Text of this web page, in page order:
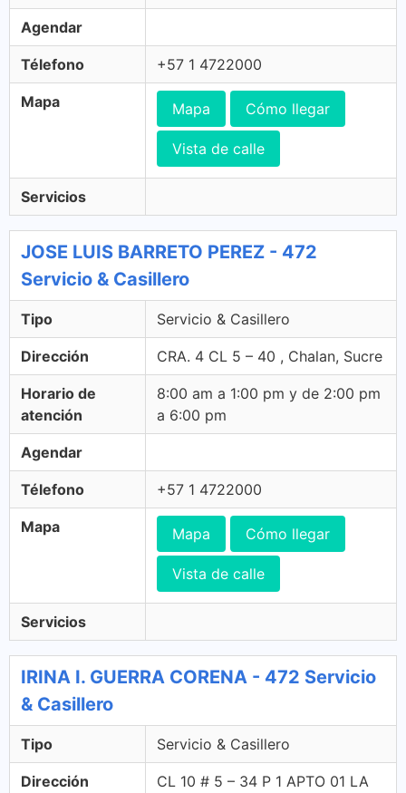
Agendar
Télefono +57 1 4722000
Mapa Mapa Cómo llegar
Vista de calle
Servicios
JOSE LUIS BARRETO PEREZ - 472
Servicio & Casillero
Tipo Servicio & Casillero
Dirección CRA. 4 CL 5 – 40 , Chalan, Sucre
Horario de
atención
8:00 am a 1:00 pm y de 2:00 pm
a 6:00 pm
Agendar
Télefono +57 1 4722000
Mapa Mapa Cómo llegar
Vista de calle
Servicios
IRINA I. GUERRA CORENA - 472 Servicio
& Casillero
Tipo Servicio & Casillero
Dirección
CL 10 # 5 – 34 P 1 APTO 01 LA